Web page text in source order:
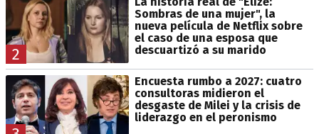
2
Sombras de una mujer", la
nueva película de Netflix sobre
el caso de una esposa que
descuartizó a su marido
Encuesta rumbo a 2027: cuatro
consultoras midieron el
desgaste de Milei y la crisis de
liderazgo en el peronismo